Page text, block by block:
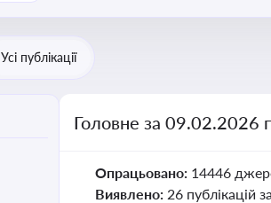
Усі публікації
Головне за 09.02.2026
Опрацьовано: 14446
Виявлено: 26 публікацій